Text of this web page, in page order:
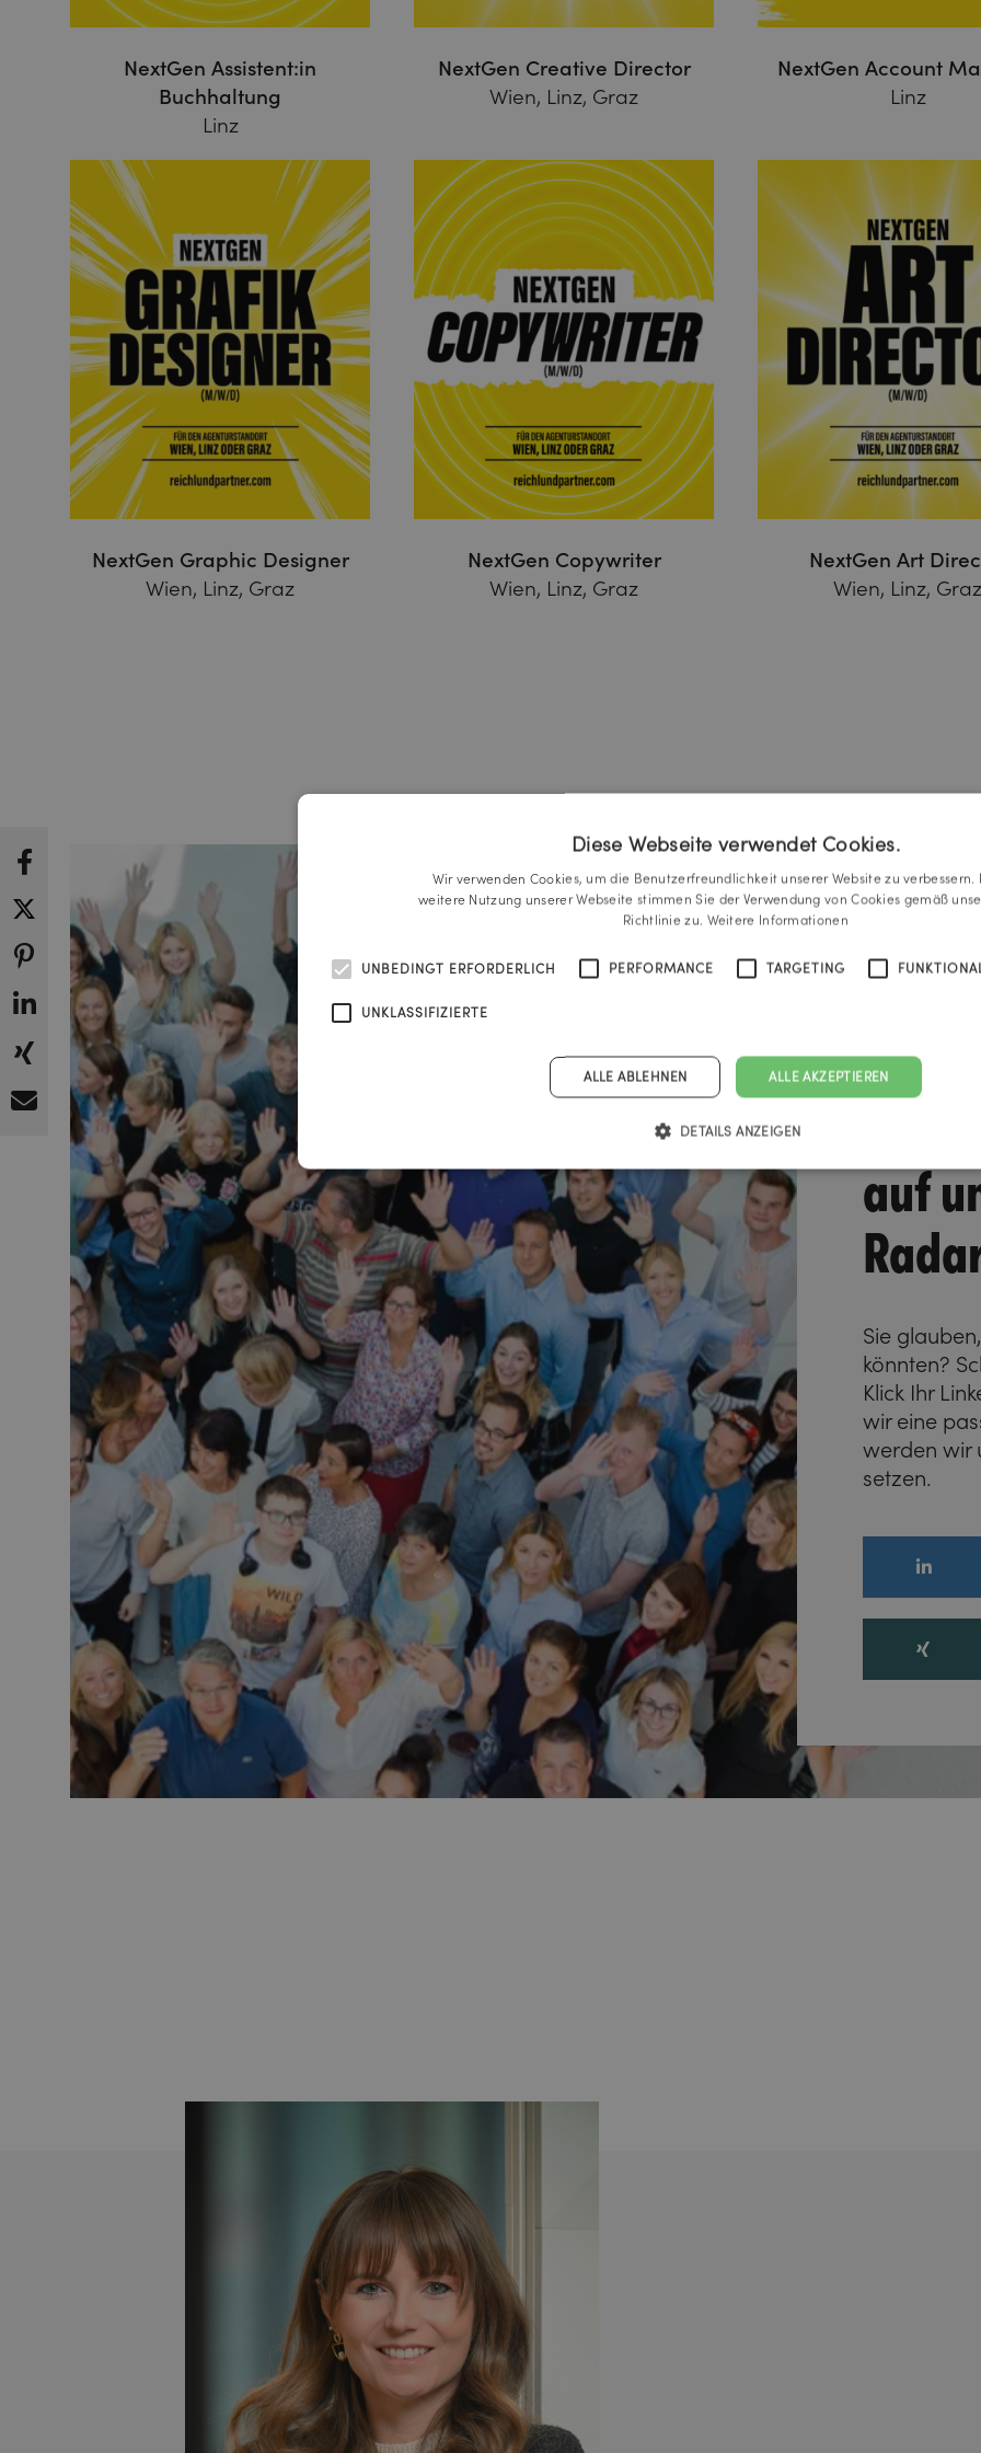
NextGen Assistent:in
Buchhaltung
Linz
NextGen Creative Director
Wien, Linz, Graz
NextGen Account
Linz
NextGen Graphic Designer
Wien, Linz, Graz
NextGen Copywriter
Wien, Linz, Graz
NextGen Art
Wien, Linz, Graz
auf
Sie
könnten?
Klick Ihr
wir eine
werden wir
setzen.
Diese Webseite verwendet Cookies.
Wir verwenden Cookies, um die Benutzerfreundlichkeit unserer Website zu verbessern.
weitere Nutzung unserer Webseite stimmen Sie der Verwendung von Cookies gemäß
Richtlinie zu. Weitere Informationen
UNBEDINGT ERFORDERLICH PERFORMANCE TARGETING
UNKLASSIFIZIERTE
ALLE AKZEPTIEREN
ALLE ABLEHNEN
DETAILS ANZEIGEN